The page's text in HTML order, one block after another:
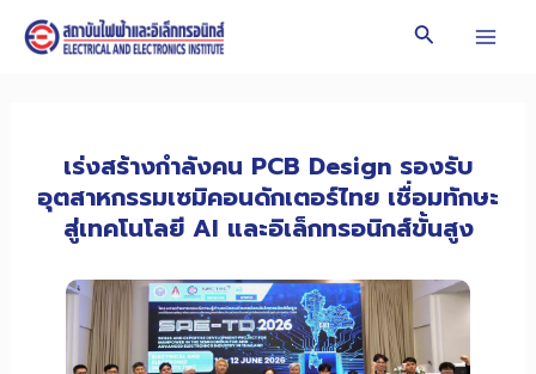
Search
เร่งสร้างกำลังคน PCB Design รองรับ
อุตสาหกรรมเซมิคอนดักเตอร์ไทย เชื่อมทักษะ
สู่เทคโนโลยี AI และอิเล็กทรอนิกส์ขั้นสูง